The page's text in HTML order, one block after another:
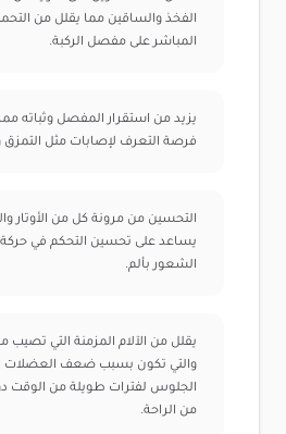
الفخذ والساقين مما يقلل من
المباشر على مفصل الركبة.
يزيد من استقرار المفصل وثباته
فرصة التعرف لإصابات مثل التمزق
التحسين من مرونة كل من الأوتار
يساعد على تحسين التحكم في حركة
الشعور بألم.
يقلل من الآلام المزمنة التي تصيب
والتي تكون بسبب ضعف العضلات
الجلوس لفترات طويلة من الوقت
من الراحة.